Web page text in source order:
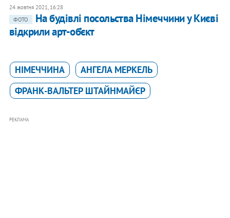
24 жовтня 2021, 16:28
ФОТО
На будівлі посольства Німеччини у Києві
відкрили арт-об’єкт
НІМЕЧЧИНА
АНГЕЛА МЕРКЕЛЬ
ФРАНК-ВАЛЬТЕР ШТАЙНМАЙЄР
РЕКЛАМА